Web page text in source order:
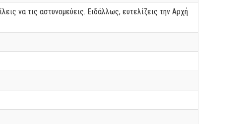
να τις αστυνομεύεις. Ειδάλλως, ευτελίζεις την Αρχή